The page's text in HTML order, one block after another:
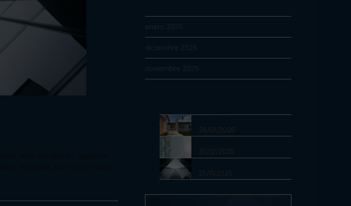
28/01/2026
20/12/2025
25/11/2025